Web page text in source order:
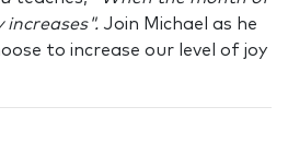
increases". Join Michael as he
to increase our level of joy